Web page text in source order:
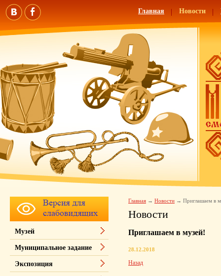
Главная Новости
Главная Новости Приглашаем в
Новости
Приглашаем в музей!
28.12.2018
Назад
Музей
Муниципальное задание
Экспозиция